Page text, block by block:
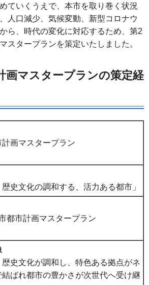
ていくうえで、本市を取り巻く状況
人口減少、気候変動、新型コロナウ
ら、時代の変化に対応するため、第2
スタープランを策定いたしました。
画マスタープランの策定経
計画マスタープラン
歴史文化の調和する、活力ある都市」
都市計画マスタープラン
歴史文化が調和し、特色ある拠点がネ
結ばれ都市の豊かさが次世代へ受け継